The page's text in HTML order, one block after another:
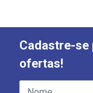
Cadastre-se
ofertas!